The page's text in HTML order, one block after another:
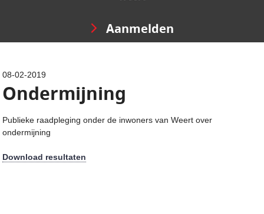
Aanmelden
08-02-2019
Ondermijning
Publieke raadpleging onder de inwoners van Weert over
ondermijning
Download resultaten